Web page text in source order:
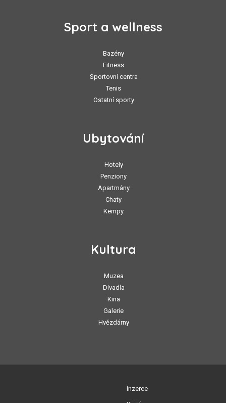
Sport a wellness
Bazény
Fitness
Sportovní centra
Tenis
Ostatní sporty
Ubytování
Hotely
Penziony
Apartmány
Chaty
Kempy
Kultura
Muzea
Divadla
Kina
Galerie
Hvězdárny
Inzerce